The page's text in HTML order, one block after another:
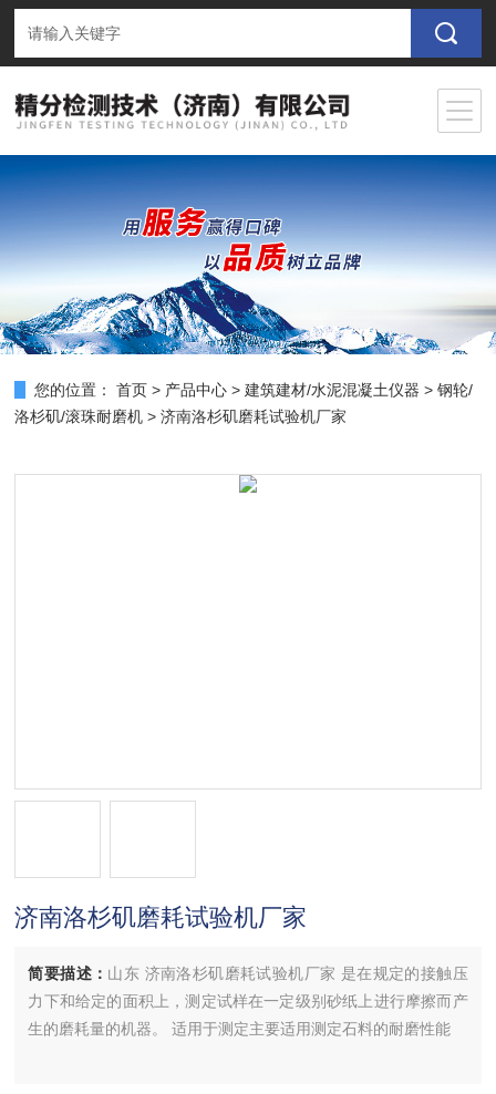
您的位置： 首页 > 产品中心 >建筑建材/水泥混凝土仪器 >钢轮/
洛杉矶/滚珠耐磨机 > 济南洛杉矶磨耗试验机厂家
济南洛杉矶磨耗试验机厂家
简要描述： 山东 济南洛杉矶磨耗试验机厂家 是在规定的接触压
力下和给定的面积上，测定试样在一定级别砂纸上进行摩擦而产
生的磨耗量的机器。 适用于测定主要适用测定石料的耐磨性能